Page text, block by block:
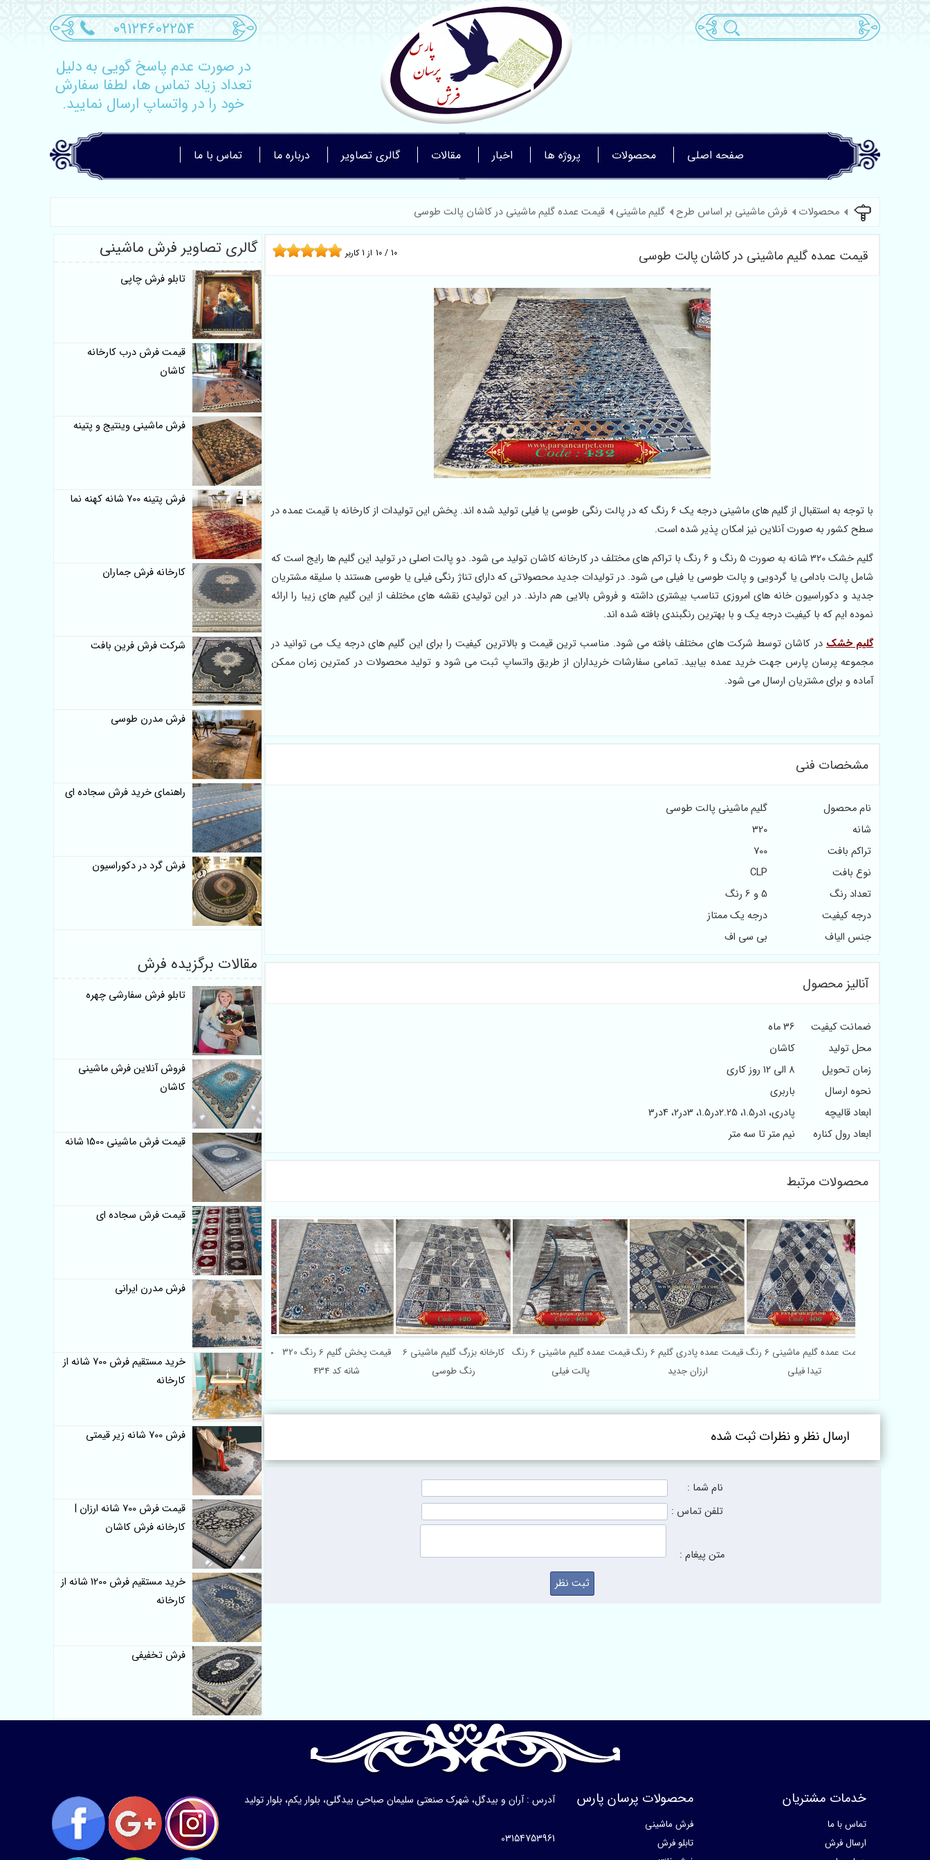
09124602254
در صورت عدم پاسخ گویی به دلیل
تعداد زیاد تماس ها، لطفا سفارش
خود را در واتساپ ارسال نمایید.
صفحه اصلی محصولات پروژه ها اخبار مقالات گالری تصاویر درباره ما تماس با ما
محصولات فرش ماشینی بر اساس طرح گلیم ماشینی قیمت عمده گلیم ماشینی در کاشان پالت طوسی
قیمت عمده گلیم ماشینی در کاشان پالت طوسی 10 / 10 از 1کاربر
با توجه به استقبال از گلیم های ماشینی درجه یک 6 رنگ که در پالت رنگی طوسی یا فیلی تولید شده اند. پخش این تولیدات از کارخانه با قیمت عمده در
سطح کشور به صورت آنلاین نیز امکان پذیر شده است.
گلیم خشک 320 شانه به صورت 5 رنگ و 6 رنگ با تراکم های مختلف در کارخانه کاشان تولید می شود. دو پالت اصلی در تولید این گلیم ها رایج است که
شامل پالت بادامی یا گردویی و پالت طوسی یا فیلی می شود. در تولیدات جدید محصولاتی که دارای تناژ رنگی فیلی یا طوسی هستند با سلیقه مشتریان
جدید و دکوراسیون خانه های امروزی تناسب بیشتری داشته و فروش بالایی هم دارند. در این تولیدی نقشه های مختلف از این گلیم های زیبا را ارائه
نموده ایم که با کیفیت درجه یک و با بهترین رنگبندی بافته شده اند.
گلیم خشکدر کاشان توسط شرکت های مختلف بافته می شود. مناسب ترین قیمت و بالاترین کیفیت را برای این گلیم های درجه یک می توانید در
مجموعه پرسان پارس جهت خرید عمده بیابید. تمامی سفارشات خریداران از طریق واتساپ ثبت می شود و تولید محصولات در کمترین زمان ممکن
آماده و برای مشتریان ارسال می شود.
مشخصات فنی
نام محصول
گلیم ماشینی پالت طوسی
شانه
320
تراکم بافت
700
نوع بافت
CLP
تعداد رنگ
5 و 6 رنگ
درجه کیفیت
درجه یک ممتاز
جنس الیاف
بی سی اف
آنالیز محصول
ضمانت کیفیت
36 ماه
محل تولید
کاشان
زمان تحویل
8 الی 12 روز کاری
نحوه ارسال
باربری
ابعاد قالیچه
پادری، 1در1.5، 2.25در1.5، 3در2، 4در3
ابعاد رول کناره
نیم متر تا سه متر
محصولات مرتبط
طرح هریس ارزان
شرکت گلیم فرش ماشینی سنتی
طرح ریزماهی
خرید گلیم فرش ماشینی 350
شانه سنتی کد 200
قیمت پخش گلیم 6 رنگ 320
شانه کد 434
کارخانه بزرگ گلیم ماشینی 6
رنگ طوسی
قیمت عمده گلیم ماشینی 6 رنگ
قیمت عمده پادری گلیم 6 رنگ
ارسال نظر و نظرات ثبت شده
نام شما :
تلفن تماس :
متن پیغام :
گالری تصاویر فرش ماشینی
تابلو فرش چاپی
قیمت فرش درب کارخانه
کاشان
فرش ماشینی وینتیج و پتینه
فرش پتینه 700 شانه کهنه نما
کارخانه فرش جماران
شرکت فرش فرین بافت
فرش مدرن طوسی
راهنمای خرید فرش سجاده ای
فرش گرد در دکوراسیون
مقالات برگزیده فرش
تابلو فرش سفارشی چهره
فروش آنلاین فرش ماشینی
کاشان
قیمت فرش ماشینی 1500 شانه
قیمت فرش سجاده ای
فرش مدرن ایرانی
خرید مستقیم فرش 700 شانه از
کارخانه
فرش 700 شانه زیر قیمتی
قیمت فرش 700 شانه ارزان |
کارخانه فرش کاشان
خرید مستقیم فرش 1200 شانه از
کارخانه
فرش تخفیفی
خدمات مشتریان
تماس با ما
ارسال فرش
محصولات پرسان پارس
فرش ماشینی
تابلو فرش
آدرس : آران و بیدگل، شهرک صنعتی سلیمان صباحی بیدگلی، بلوار یکم، بلوار تولید
03154753961